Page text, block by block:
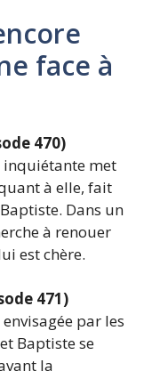
face à
470)
inquiétante met
à elle, fait
Dans un
à renouer
est chère.
471)
par les
Baptiste se
la